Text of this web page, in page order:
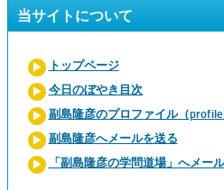
当サイトについて
トップページ
今日のぼやき目次
副島隆彦のプロファイル（profile
副島隆彦へメールを送る
「副島隆彦の学問道場」へメー